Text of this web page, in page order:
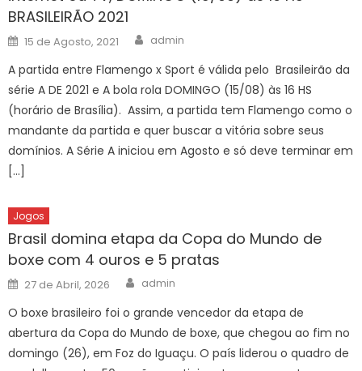
BRASILEIRÃO 2021
Posted
on
15 de Agosto, 2021 Author
admin
A partida entre Flamengo x Sport é válida pelo Brasileirão da
série A DE 2021 e A bola rola DOMINGO (15/08) às 16 HS
(horário de Brasília). Assim, a partida tem Flamengo como o
mandante da partida e quer buscar a vitória sobre seus
domínios. A Série A iniciou em Agosto e só deve terminar em
[…]
Jogos
Brasil domina etapa da Copa do Mundo de
boxe com 4 ouros e 5 pratas
Posted
on
27 de Abril, 2026 Author
admin
O boxe brasileiro foi o grande vencedor da etapa de
abertura da Copa do Mundo de boxe, que chegou ao fim no
domingo (26), em Foz do Iguaçu. O país liderou o quadro de